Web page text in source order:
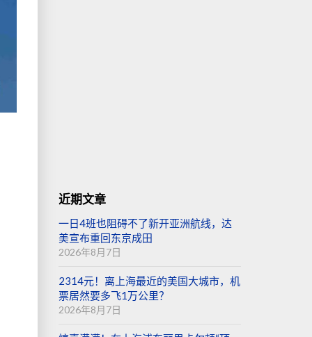
近期文章
一日4班也阻碍不了新开亚洲航线，达
美宣布重回东京成田
2026年8月7日
2314元！离上海最近的美国大城市，机
票居然要多飞1万公里？
2026年8月7日